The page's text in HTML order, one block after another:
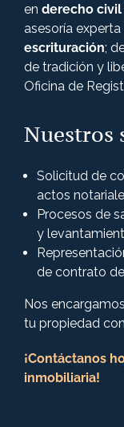
en derecho
asesoría
escrituración;
de tradición y
Oficina de
Nuestros
Solicitud de
actos
Procesos de
y
de contrato
Nos
tu propiedad
¡Contáctanos
inmobiliaria!